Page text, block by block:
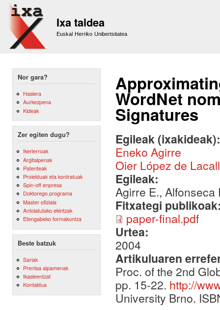
Ixa taldea
Euskal Herriko Unibertsitatea
Nor gara?
Hasiera
Aurkezpena
Kideak
Zer egiten dugu?
Ikerlerroak
Argitalpenak
Patenteak
Proiektuak eta kontratuak
Spin-off enpresa
Doktorego programa
Master ofiziala
Antolatutako ekintzak
Etengabeko formakuntza
Beste batzuk
Sariak
Prentsa aipamenak
Ikasleentzat
Kontaktua
WordNet
Signatures
Egileak
Eneko Agirre
Oier López de
Egileak:
Agirre E.,
Fitxategi
paper-final.pdf
Urtea:
2004
Artikuluaren
Proc. of the 2nd
pp. 15-22. http://
University Brno.